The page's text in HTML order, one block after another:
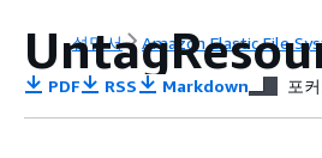
설명서 Amazon Elastic File
PDF RSS Markdown 포